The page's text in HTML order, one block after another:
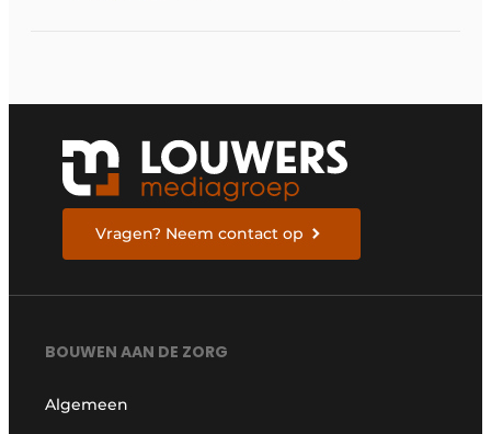
Vragen? Neem contact op
BOUWEN AAN DE ZORG
Algemeen